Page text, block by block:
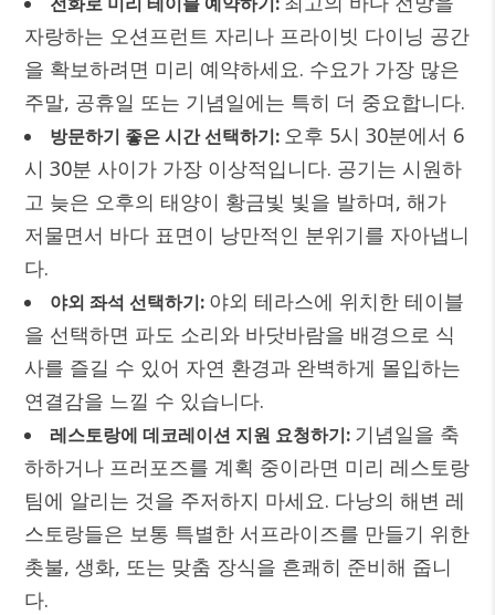
자랑하는 오션프런트 자리나 프라이빗 다이닝 공간
을 확보하려면 미리 예약하세요. 수요가 가장 많은
주말, 공휴일 또는 기념일에는 특히 더 중요합니다.
방문하기 좋은 시간 선택하기: 오후 5시 30분에서 6
시 30분 사이가 가장 이상적입니다. 공기는 시원하
고 늦은 오후의 태양이 황금빛 빛을 발하며, 해가
저물면서 바다 표면이 낭만적인 분위기를 자아냅니
다.
야외 좌석 선택하기: 야외 테라스에 위치한 테이블
을 선택하면 파도 소리와 바닷바람을 배경으로 식
사를 즐길 수 있어 자연 환경과 완벽하게 몰입하는
연결감을 느낄 수 있습니다.
레스토랑에 데코레이션 지원 요청하기: 기념일을 축
하하거나 프러포즈를 계획 중이라면 미리 레스토랑
팀에 알리는 것을 주저하지 마세요. 다낭의 해변 레
스토랑들은 보통 특별한 서프라이즈를 만들기 위한
촛불, 생화, 또는 맞춤 장식을 흔쾌히 준비해 줍니
다.